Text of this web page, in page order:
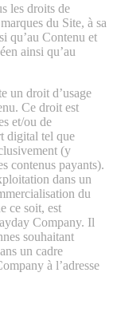
les droits de
du Site, à sa
qu’au Contenu et
ainsi qu’au
un droit d’usage
Ce droit est
et/ou de
digital tel que
(y
contenus payants).
dans un
du
ce soit, est
Company. Il
souhaitant
un cadre
à l’adresse